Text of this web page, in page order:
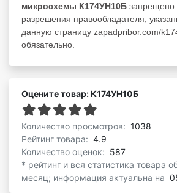
микросхемы К174УН10Б запрещено
разрешения правообладателя;
данную страницу zapadpribor.com/
обязательно.
Оцените товар: К174УН10Б
Количество просмотров: 1038
Рейтинг товара: 4.9
Количество оценок: 587
* рейтинг и вся статистика товара
месяц; информация актуальна на